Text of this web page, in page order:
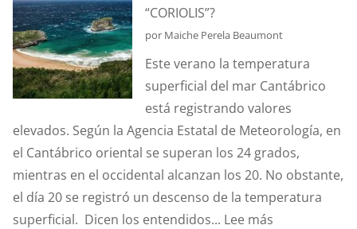
“CORIOLIS”?
por Maiche Perela Beaumont
Este verano la temperatura
superficial del mar Cantábrico
está registrando valores
elevados. Según la Agencia Estatal de Meteorología, en
el Cantábrico oriental se superan los 24 grados,
mientras en el occidental alcanzan los 20. No obstante,
el día 20 se registró un descenso de la temperatura
superficial. Dicen los entendidos... Lee más: